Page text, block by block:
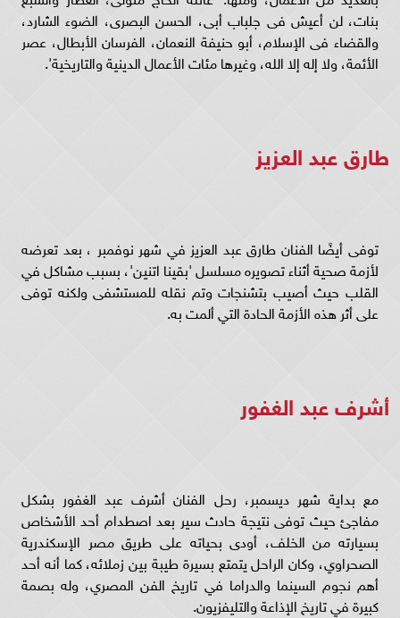
بنات، لن أعيش فى جلباب أبى، الحسن البصرى، الضوء الشارد،
والقضاء فى الإسلام، أبو حنيفة النعمان، الفرسان الأبطال، عصر
الأئمة، ولا إله إلا الله، وغيرها مئات الأعمال الدينية والتاريخية'.
طارق عبد العزيز
توفى أيضًا الفنان طارق عبد العزيز في شهر نوفمبر ، بعد تعرضه
لأزمة صحية أثناء تصويره مسلسل 'بقينا اتنين'، بسبب مشاكل في
القلب حيث أصيب بتشنجات وتم نقله للمستشفى ولكنه توفى
على أثر هذه الأزمة الحادة التي ألمت به.
أشرف عبد الغفور
مع بداية شهر ديسمبر، رحل الفنان أشرف عبد الغفور بشكل
مفاجئ حيث توفى نتيجة حادث سير بعد اصطدام أحد الأشخاص
بسيارته من الخلف، أودى بحياته على طريق مصر الإسكندرية
الصحراوي، وكان الراحل يتمتع بسيرة طيبة بين زملائه، كما أنه أحد
أهم نجوم السينما والدراما في تاريخ الفن المصري، وله بصمة
كبيرة في تاريخ الإذاعة والتليفزيون.